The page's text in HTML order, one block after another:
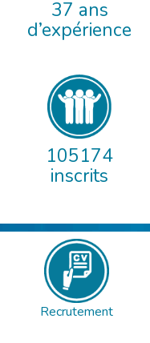
37 ans
d’expérience
105174
inscrits
Recrutement